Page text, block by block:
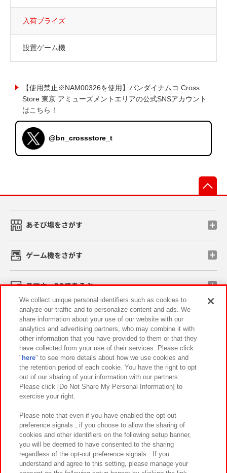
入荷プライズ
設置ゲーム機
【使用禁止※NAM00326を使用】バンダイナムコ Cross
Store 東京 アミューズメントエリアの公式SNSアカウント
はこちら！
@bn_crossstore_t
あそび場をさがす
ゲーム機をさがす
スマホ・PCであそぶ
イベント・キャンペーン
関連会社 サステナビリティ サイトポリシー
プライバシーポリシー ウェブアクセシビリティ方針と検証結果
お取引先さまとともに
カスタマーハラスメント対応方針 よくあるご質問・お問い合わせ
We collect unique personal identifiers such as cookies to
analyze our traffic and to personalize content and ads. We
share information about your use of our website with our
analytics and advertising partners, who may combine it with
other information that you have provided to them or that they
have collected from your use of their services. Please click
" here" to see more details about how we use cookies and
the retention period of each cookie. You have the right to opt
out of our sharing of your information with our partners.
Please click [Do Not Share My Personal Information] to
exercise your right.
Please note that even if you have enabled the opt-out
preference signals , if you choose to allow the sharing of
cookies and other identifiers on the following setup banner,
you will be deemed to have consented to the sharing
regardless of the opt-out preference signals . If you
understand and agree to this setting, please manage your